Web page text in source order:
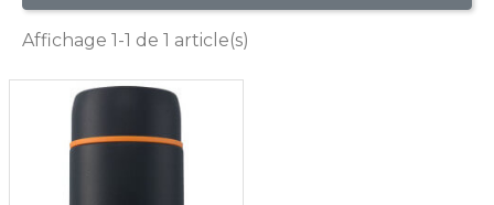
Affichage 1-1 de 1 article(s)